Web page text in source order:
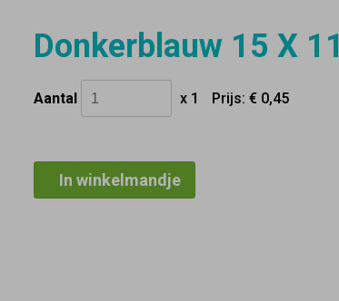
Donkerblauw 15 X 11
Aantal x 1 Prijs:€ 0,45
In winkelmandje